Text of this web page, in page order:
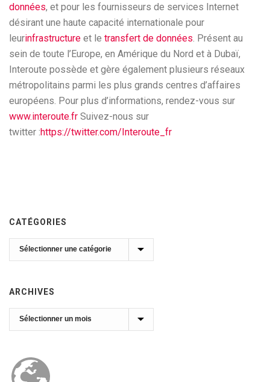
données, et pour les fournisseurs de services Internet
désirant une haute capacité internationale pour
leurinfrastructure et le transfert de données. Présent au
sein de toute l’Europe, en Amérique du Nord et à Dubaï,
Interoute possède et gère également plusieurs réseaux
métropolitains parmi les plus grands centres d’affaires
européens. Pour plus d’informations, rendez-vous sur
www.interoute.fr Suivez-nous sur
twitter :https://twitter.com/Interoute_fr
CATÉGORIES
Catégories
ARCHIVES
Archives